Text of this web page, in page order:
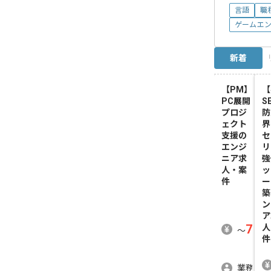
言語
職
ゲームエ
新着
【PM】
PC展開
プロジ
ェクト
支援の
エンジ
ニア求
人・案
件
〜
業務委託
築
件